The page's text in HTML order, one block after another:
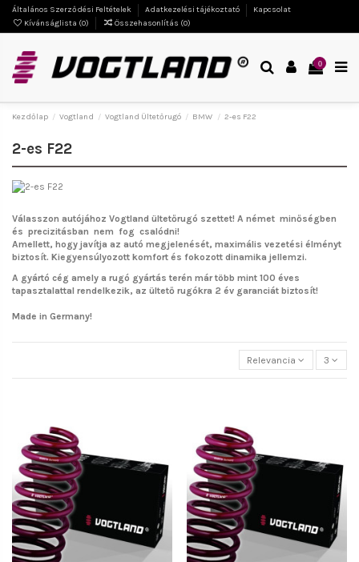
Általános Szerződési Feltételek Adatkezelési tájékoztató
Kapcsolat
Kívánságlista (0) Összehasonlítás (0)
0
Kezdőlap Vogtland Vogtland Ültetőrugó BMW 2-es F22
2-es F22
Válasszon autójához Vogtland ültetőrugó szettet! A német minőségben
és precizitásban nem fog csalódni!
Amellett, hogy javítja az autó megjelenését, maximális vezetési élményt
biztosít. Kiegyensúlyozott komfort és fokozott dinamika jellemzi.
A gyártó cég amely a rugó gyártás terén már több mint 100 éves
tapasztalattal rendelkezik, az ültető rugókra 2 év garanciát biztosít!
Made in Germany!
Relevancia 3